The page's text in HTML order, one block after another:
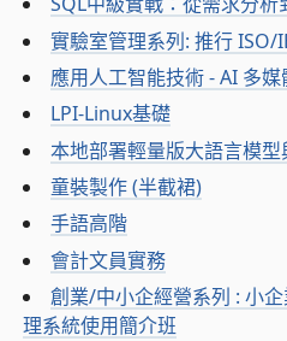
實驗室管理系列: 推行 ISO/
應用人工智能技術 - AI 多
LPI-Linux基礎
本地部署輕量版大語言模型
童裝製作 (半截裙)
手語高階
會計文員實務
創業/中小企經營系列 : 小
理系統使用簡介班